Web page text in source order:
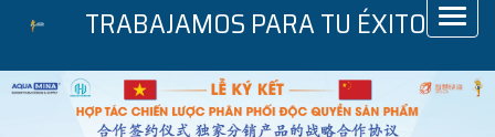
TRABAJAMOS PARA TU ÉXITO